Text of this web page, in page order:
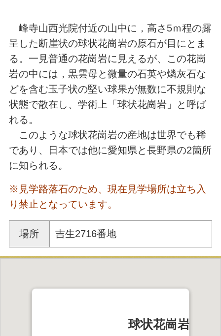
峰寺山西光院付近の山中に，高さ5ｍ程の露
呈した断崖状の球状花崗岩の原石が目にとま
る。一見普通の花崗岩に見えるが、この花崗
岩の中には，黒雲母と微量の石英や燐灰石な
どを含む玉子状の堅い球果が無数に不規則な
状態で散在し、学術上「球状花崗岩」と呼ば
れる。
このような球状花崗岩の産地は世界でも稀
であり、日本では他に愛知県と長野県の2箇所
に知られる。
※見学路落石のため、現在見学場所は立ち入
り禁止となっています。
場所 吉生2716番地
球状花崗岩